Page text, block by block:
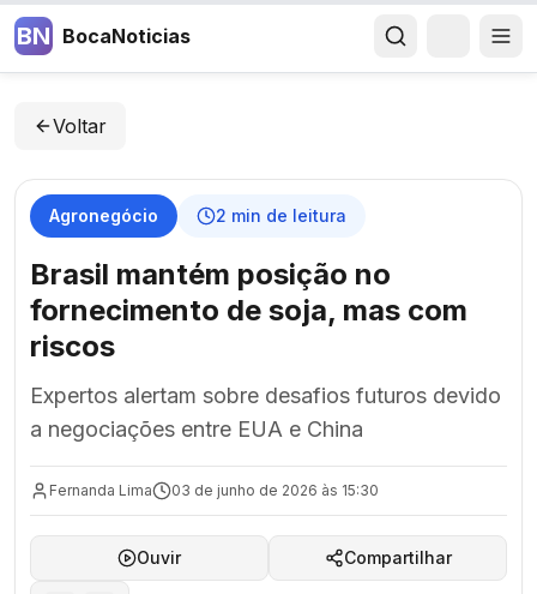
BN BocaNoticias
Voltar
Agronegócio 2 min de leitura
Brasil mantém posição no
fornecimento de soja, mas com
riscos
Expertos alertam sobre desafios futuros devido
a negociações entre EUA e China
Fernanda Lima 03 de junho de 2026 às 15:30
Ouvir Compartilhar